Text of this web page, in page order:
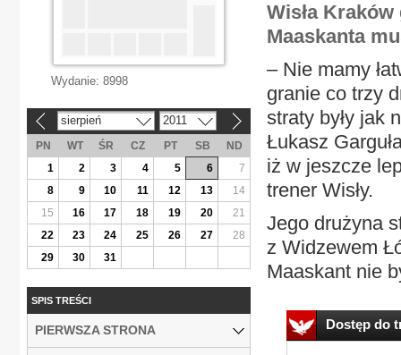
Wisła
Maaskanta
– Nie mamy
granie co trzy
straty były jak
Łukasz
iż w jeszcze
trener Wisły.
Jego drużyna
z Widzewem
Maaskant nie
Dostęp do
Wydanie: 8998
sierpień 2011
PN WT ŚR CZ PT SB
ND
1
2 3 4 5 6
7
8
9 10 11 12 13
14
15
16 17 18 19 20
21
22
23 24 25 26 27
28
29
30 31
SPIS TREŚCI
PIERWSZA STRONA